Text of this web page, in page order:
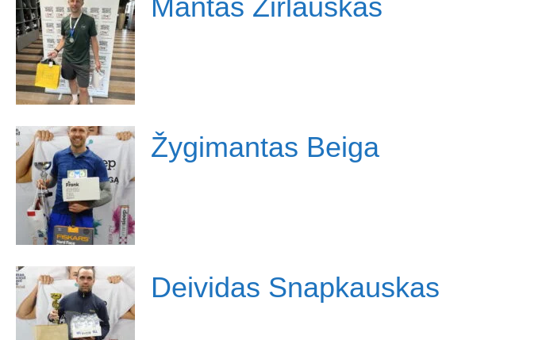
Mantas Zirlauskas
Žygimantas Beiga
Deividas Snapkauskas